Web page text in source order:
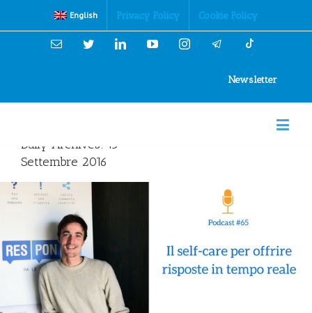
English Privacy Policy Cookie Policy
Email TwitterLinkedinYouTubeInstagram
Newsletter
Daily Archives: 15
Settembre 2016
Cookies Policy